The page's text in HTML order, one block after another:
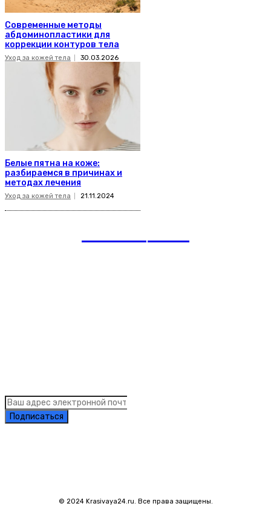
Современные методы
абдоминопластики для
коррекции контуров тела
Уход за кожей тела 30.03.2026
Белые пятна на коже:
разбираемся в причинах и
методах лечения
Уход за кожей тела 21.11.2024
Подписаться
© 2024 Krasivaya24.ru. Все права защищены.